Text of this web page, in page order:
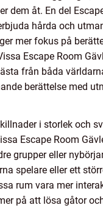
dem åt. En del
hårda och
mer fokus på
Escape Room
från båda
berättelse med
i storlek och
Escape Room
grupper eller
spelare eller ett
rum vara mer
på att lösa gåtor